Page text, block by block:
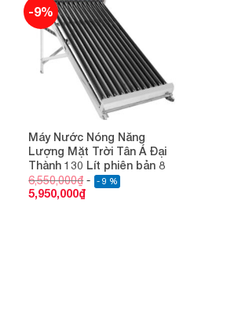
-9%
Máy Nước Nóng Năng
Lượng Mặt Trời Tân Á Đại
Thành 130 Lít phiên bản 8
6,550,000₫ - 9 %
5,950,000₫